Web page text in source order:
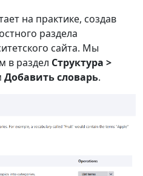
на практике, создав
раздела
сайта. Мы
в раздел Структура >
Добавить словарь.